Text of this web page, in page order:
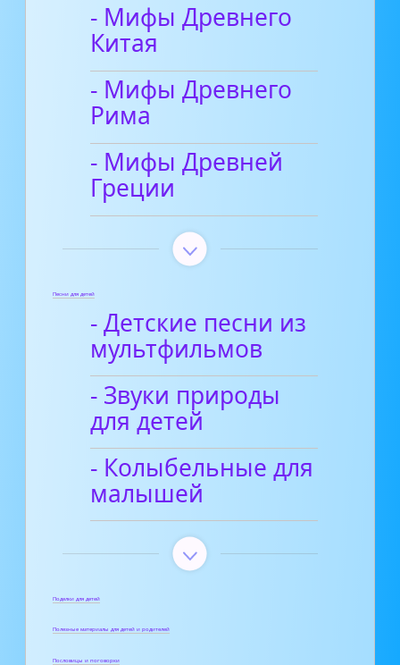
- Мифы Древнего
Китая
- Мифы Древнего
Рима
- Мифы Древней
Греции
Песни для детей
- Детские песни из
мультфильмов
- Звуки природы
для детей
- Колыбельные для
малышей
Поделки для детей
Полезные материалы для детей и родителей
Пословицы и поговорки